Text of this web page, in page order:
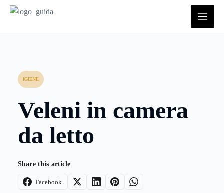
IGIENE
Veleni in camera
da letto
Share this article
Facebook